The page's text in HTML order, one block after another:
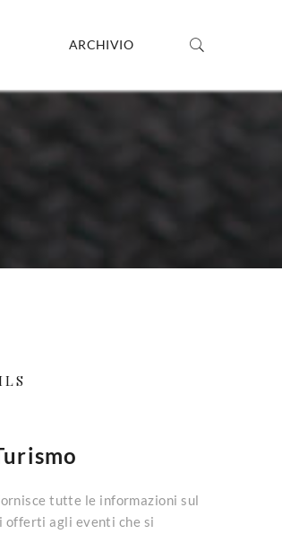
ARCHIVIO
tutte le informazioni sul
agli eventi che si